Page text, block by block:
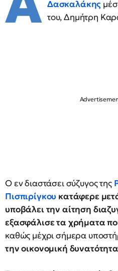
Δασκαλάκης
του, Δημήτρη
Ο εν διαστάσει σύζυγος της
Πισπιρίγκου κατάφερε
υποβάλει την αίτηση
εξασφάλισε τα χρήματα
καθώς μέχρι σήμερα
την οικονομική